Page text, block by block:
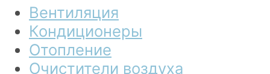
Вентиляция
Кондиционеры
Отопление
Очистители воздуха